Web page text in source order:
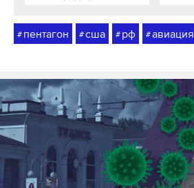
# пентагон #сша # рф #авиация